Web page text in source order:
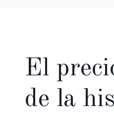
El
de la